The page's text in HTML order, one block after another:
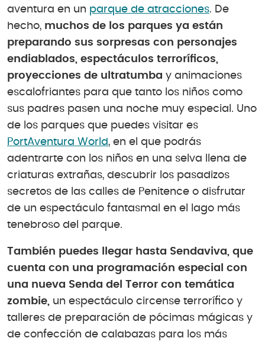
aventura en un parque de atracciones. De
hecho, muchos de los parques ya están
preparando sus sorpresas con personajes
endiablados, espectáculos terroríficos,
proyecciones de ultratumba y animaciones
escalofriantes para que tanto los niños como
sus padres pasen una noche muy especial. Uno
de los parques que puedes visitar es
PortAventura World, en el que podrás
adentrarte con los niños en una selva llena de
criaturas extrañas, descubrir los pasadizos
secretos de las calles de Penitence o disfrutar
de un espectáculo fantasmal en el lago más
tenebroso del parque.
También puedes llegar hasta Sendaviva, que
cuenta con una programación especial con
una nueva Senda del Terror con temática
zombie, un espectáculo circense terrorífico y
talleres de preparación de pócimas mágicas y
de confección de calabazas para los más